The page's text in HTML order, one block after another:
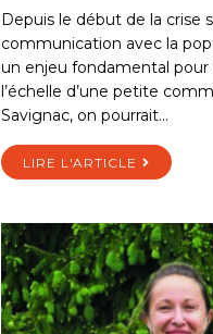
Depuis le début de la crise
communication avec la
un enjeu fondamental pour
l’échelle d’une petite
Savignac, on pourrait…
LIRE L'ARTICLE